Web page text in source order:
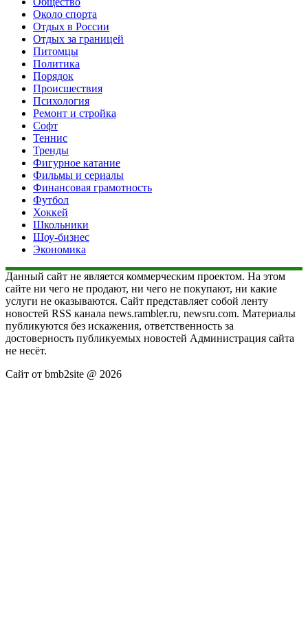
Около спорта
Отдых в России
Отдых за границей
Питомцы
Политика
Порядок
Происшествия
Психология
Ремонт и стройка
Софт
Теннис
Тренды
Фигурное катание
Фильмы и сериалы
Финансовая грамотность
Футбол
Хоккей
Школьники
Шоу-бизнес
Экономика
Данный сайт не является коммерческим проектом. На этом
сайте ни чего не продают, ни чего не покупают, ни какие
услуги не оказываются. Сайт представляет собой ленту
новостей RSS канала news.rambler.ru, newsru.com. Материалы
публикуются без искажения, ответственность за
достоверность публикуемых новостей Администрация сайта
не несёт.
Сайт от bmb2site @ 2026